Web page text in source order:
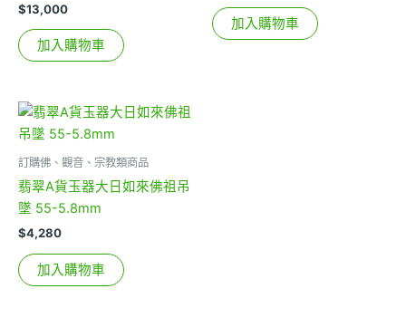
$13,000
加入購物車
加入購物車
訂購佛、觀音、宗教類商品
翡翠A貨玉器大日如來佛祖吊
墜 55-5.8mm
$4,280
加入購物車